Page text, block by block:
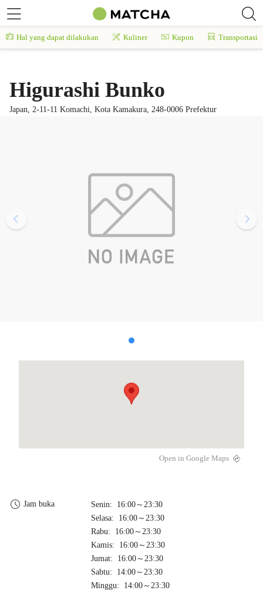
Hal yang dapat dilakukan Kuliner Kupon Transportasi
Higurashi Bunko
Japan, 2-11-11 Komachi, Kota Kamakura, 248-0006 Prefektur
Open in Google Maps
Jam buka
Senin: 16:00～23:30
Selasa: 16:00～23:30
Rabu: 16:00～23:30
Kamis: 16:00～23:30
Jumat: 16:00～23:30
Sabtu: 14:00～23:30
Minggu: 14:00～23:30